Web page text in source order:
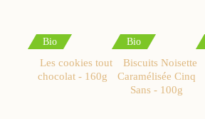
Bio
Les cookies tout
chocolat - 160g
Bio
Biscuits Noisette
Caramélisée Cinq
Sans - 100g